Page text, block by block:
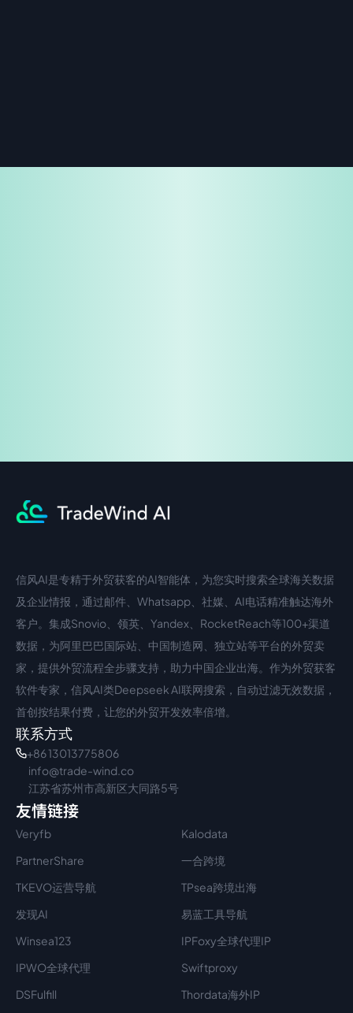
中文入口
信风AI是专精于外贸获客的AI智能体，为您实时搜索全球海关数据
及企业情报，通过邮件、Whatsapp、社媒、AI电话精准触达海外
客户。集成Snovio、领英、Yandex、RocketReach等100+渠道
数据，为阿里巴巴国际站、中国制造网、独立站等平台的外贸卖
家，提供外贸流程全步骤支持，助力中国企业出海。作为外贸获客
软件专家，信风AI类Deepseek AI联网搜索，自动过滤无效数据，
首创按结果付费，让您的外贸开发效率倍增。
联系方式
+86 13013775806
info@trade-wind.co
江苏省苏州市高新区大同路5号
友情链接
Veryfb
Kalodata
PartnerShare
一合跨境
TKEVO运营导航
TPsea跨境出海
发现AI
易蓝工具导航
Winsea123
IPFoxy全球代理IP
IPWO全球代理
Swiftproxy
DSFulfill
Thordata海外IP